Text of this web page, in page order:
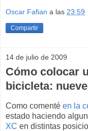
Oscar Fafian a las 23:59
Compartir
14 de julio de 2009
Cómo colocar
bicicleta:
Como comenté en la
estado haciendo
XC en distintas